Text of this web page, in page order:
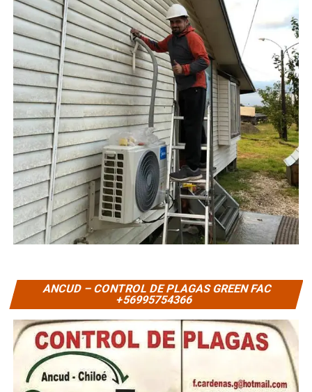
ANCUD – CONTROL DE PLAGAS GREEN FAC
+56995754366